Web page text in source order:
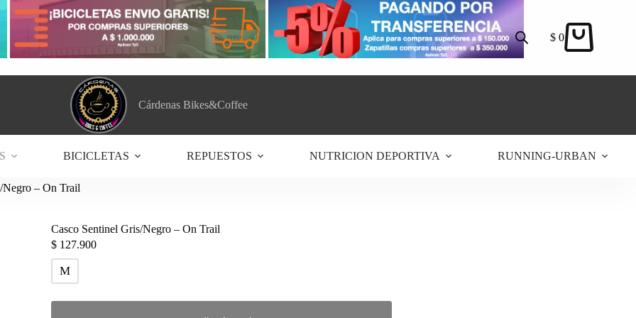
Carro
$ 0
Cárdenas Bikes&Coffee
BICICLETAS REPUESTOS NUTRICION DEPORTIVA RUNNING-URBAN
Negro – On Trail
Casco Sentinel Gris/Negro – On Trail
$ 127.900
M